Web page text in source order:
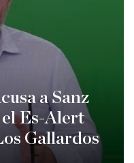
a Sanz
Es-Alert
Gallardos